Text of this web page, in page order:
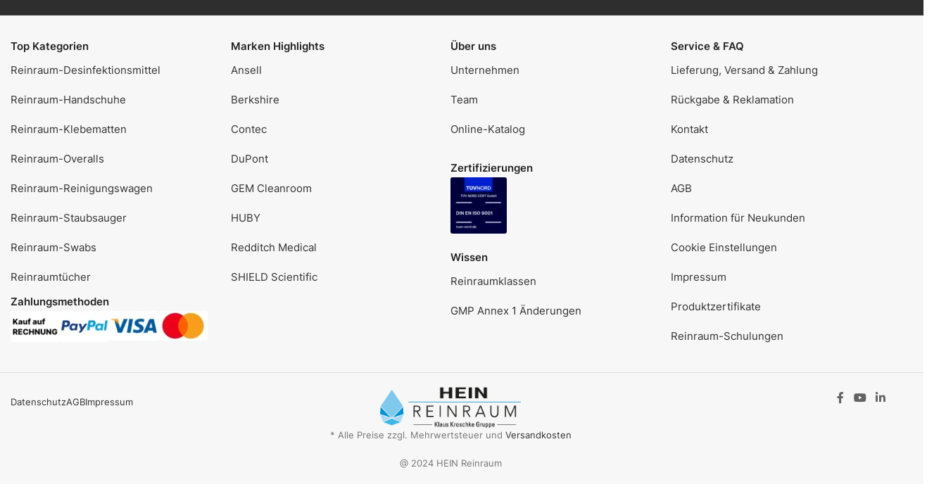
Top Kategorien
Reinraum-Desinfektionsmittel
Reinraum-Handschuhe
Reinraum-Klebematten
Reinraum-Overalls
Reinraum-Reinigungswagen
Reinraum-Staubsauger
Reinraum-Swabs
Reinraumtücher
Zahlungsmethoden
Marken Highlights
Ansell
Berkshire
Contec
DuPont
GEM Cleanroom
HUBY
Redditch Medical
SHIELD Scientific
Über uns
Unternehmen
Team
Online-Katalog
Zertifizierungen
Wissen
Reinraumklassen
GMP Annex 1 Änderungen
Service & FAQ
Lieferung, Versand & Zahlung
Rückgabe & Reklamation
Kontakt
Datenschutz
AGB
Information für Neukunden
Cookie Einstellungen
Impressum
Produktzertifikate
Reinraum-Schulungen
DatenschutzAGBImpressum
* Alle Preise zzgl. Mehrwertsteuer und Versandkosten
@ 2024 HEIN Reinraum